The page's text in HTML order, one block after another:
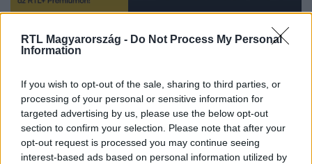
RTL Magyarország - Do Not Process My Personal
Information
If you wish to opt-out of the sale, sharing to third parties, or
processing of your personal or sensitive information for
targeted advertising by us, please use the below opt-out
section to confirm your selection. Please note that after your
opt-out request is processed you may continue seeing
interest-based ads based on personal information utilized by
Streameld a legújabb évadot az RTL+ Premiumon!
Itt állítsd be, hogy az RTL.hu az elsők között
legyen a Google-találatokban!